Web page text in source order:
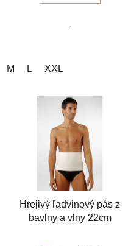
hviezdičiek.
-
M L XXL
Hrejivý ľadvinový pás z
bavlny a vlny 22cm